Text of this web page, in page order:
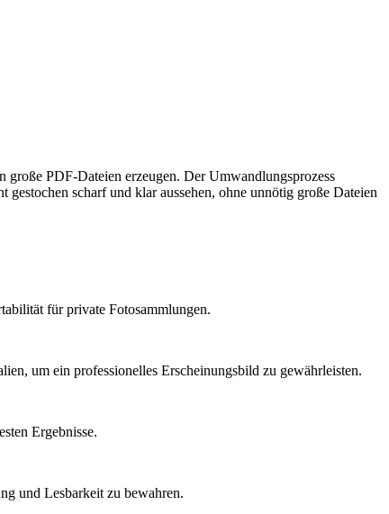
PDF-Dateien erzeugen. Der Umwandlungsprozess
scharf und klar aussehen, ohne unnötig große Dateien
für private Fotosammlungen.
um ein professionelles Erscheinungsbild zu gewährleisten.
Ergebnisse.
und Lesbarkeit zu bewahren.